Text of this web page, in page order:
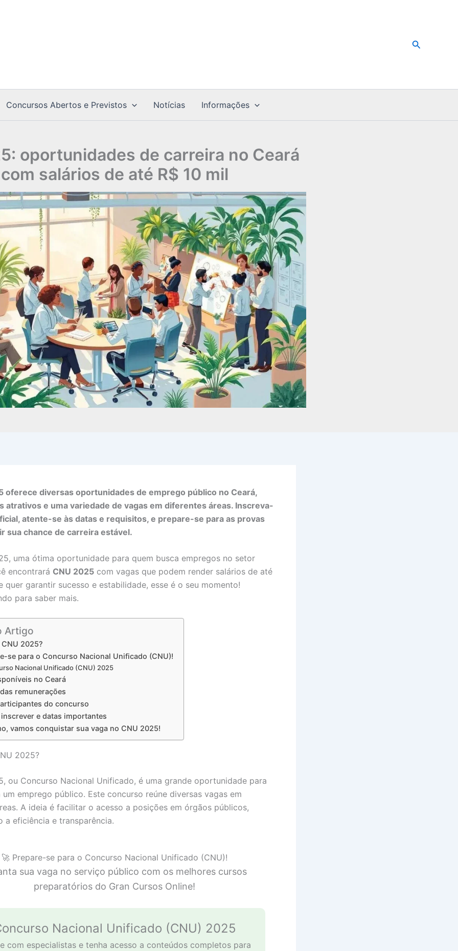
Pesquisar
Concursos Abertos e Previstos Notícias Informações
oportunidades de carreira no Ceará
com salários de até R$ 10 mil
oferece diversas oportunidades de emprego público no Ceará,
atrativos e uma variedade de vagas em diferentes áreas. Inscreva-
atente-se às datas e requisitos, e prepare-se para as provas
sua chance de carreira estável.
uma ótima oportunidade para quem busca empregos no setor
encontrará CNU 2025 com vagas que podem render salários de até
quer garantir sucesso e estabilidade, esse é o seu momento!
para saber mais.
Artigo
2025?
se para o Concurso Nacional Unificado (CNU)!
Nacional Unificado (CNU) 2025
no Ceará
remunerações
do concurso
e datas importantes
vamos conquistar sua vaga no CNU 2025!
2025?
ou Concurso Nacional Unificado, é uma grande oportunidade para
um emprego público. Este concurso reúne diversas vagas em
A ideia é facilitar o acesso a posições em órgãos públicos,
a eficiência e transparência.
🚀 Prepare-se para o Concurso Nacional Unificado (CNU)!
sua vaga no serviço público com os melhores cursos
preparatórios do Gran Cursos Online!
Nacional Unificado (CNU) 2025
com especialistas e tenha acesso a conteúdos completos para